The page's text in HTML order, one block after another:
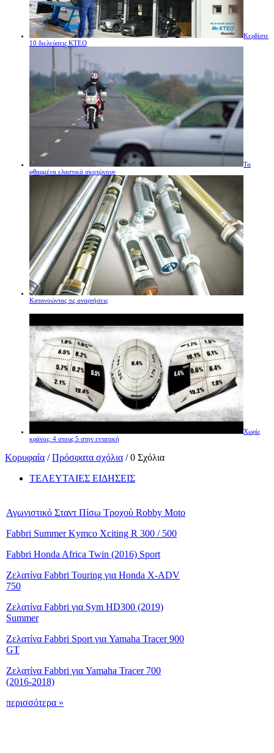
Κερδίστε
10 διελεύσεις ΚΤΕΟ
Τα
φθαρμένα ελαστικά σκοτώνουν
Κατανοώντας τις αναρτήσεις
Χωρίς
κράνος: 4 στους 5 στην εντατική
Κορυφαία /Πρόσφατα σχόλια / 0 Σχόλια
ΤΕΛΕΥΤΑΙΕΣ ΕΙΔΗΣΕΙΣ
Αγωνιστικό Σταντ Πίσω Τροχού Robby Moto
Fabbri Summer Kymco Xciting R 300 / 500
Fabbri Honda Africa Twin (2016) Sport
Ζελατίνα Fabbri Touring για Honda X-ADV
750
Ζελατίνα Fabbri για Sym HD300 (2019)
Summer
Ζελατίνα Fabbri Sport για Yamaha Tracer 900
GT
Ζελατίνα Fabbri για Yamaha Tracer 700
(2016-2018)
περισσότερα »